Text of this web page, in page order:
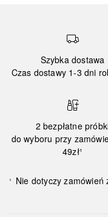
Szybka dostawa
Czas dostawy 1-3 dni
2 bezpłatne
do wyboru przy
49zł¹
¹ Nie dotyczy